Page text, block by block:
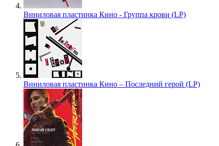
Виниловая пластинка Кино - Группа крови (LP)
Виниловая пластинка Кино – Последний герой (LP)